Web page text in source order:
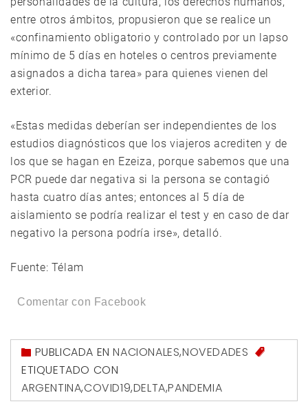
entre otros ámbitos, propusieron que se realice un
«confinamiento obligatorio y controlado por un lapso
mínimo de 5 días en hoteles o centros previamente
asignados a dicha tarea» para quienes vienen del
exterior.
«Estas medidas deberían ser independientes de los
estudios diagnósticos que los viajeros acrediten y de
los que se hagan en Ezeiza, porque sabemos que una
PCR puede dar negativa si la persona se contagió
hasta cuatro días antes; entonces al 5 día de
aislamiento se podría realizar el test y en caso de dar
negativo la persona podría irse», detalló.
Fuente: Télam
Comentar con Facebook
PUBLICADA ENNACIONALES,NOVEDADES
ETIQUETADO CON
ARGENTINA,COVID19,DELTA,PANDEMIA